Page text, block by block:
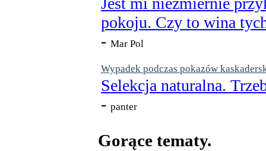
pokoju. Czy to wina
- Mar Pol
Wypadek podczas pokazów
Selekcja naturalna.
- panter
Gorące tematy.